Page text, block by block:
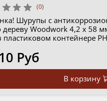
(0)
Шурупы с
Woodwork 4,2 x 58
пластиковом контейнере
Руб
В корзину